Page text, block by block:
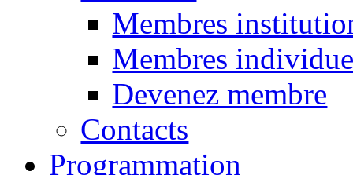
Membres
Membres
Devenez membre
Contacts
Programmation